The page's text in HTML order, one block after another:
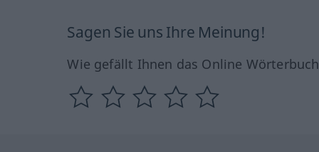
Sagen Sie uns Ihre Meinung!
Wie gefällt Ihnen das Online